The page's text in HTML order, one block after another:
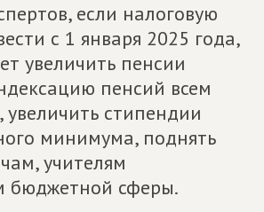
если налоговую
с 1 января 2025 года,
увеличить пенсии
пенсий всем
стипендии
минимума, поднять
учителям
бюджетной сферы.